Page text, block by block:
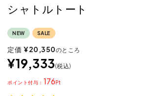
シャトルトート
NEW SALE
定価 ¥20,350のところ
¥19,333 税込
176
ポイント